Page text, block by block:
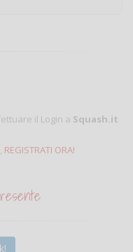
il Login a Squash.it
REGISTRATI ORA!